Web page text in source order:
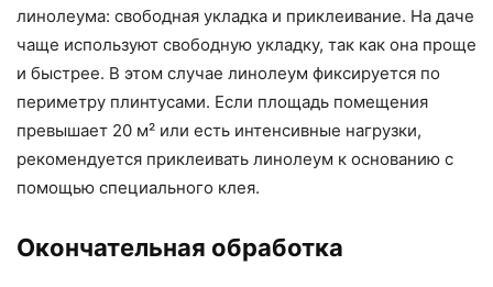
линолеума: свободная укладка и приклеивание. На даче
чаще используют свободную укладку, так как она проще
и быстрее. В этом случае линолеум фиксируется по
периметру плинтусами. Если площадь помещения
превышает 20 м² или есть интенсивные нагрузки,
рекомендуется приклеивать линолеум к основанию с
помощью специального клея.
Окончательная обработка